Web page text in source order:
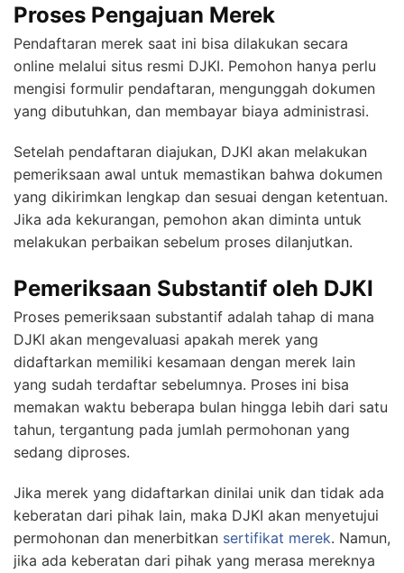
Proses Pengajuan Merek
Pendaftaran merek saat ini bisa dilakukan secara
online melalui situs resmi DJKI. Pemohon hanya perlu
mengisi formulir pendaftaran, mengunggah dokumen
yang dibutuhkan, dan membayar biaya administrasi.
Setelah pendaftaran diajukan, DJKI akan melakukan
pemeriksaan awal untuk memastikan bahwa dokumen
yang dikirimkan lengkap dan sesuai dengan ketentuan.
Jika ada kekurangan, pemohon akan diminta untuk
melakukan perbaikan sebelum proses dilanjutkan.
Pemeriksaan Substantif oleh DJKI
Proses pemeriksaan substantif adalah tahap di mana
DJKI akan mengevaluasi apakah merek yang
didaftarkan memiliki kesamaan dengan merek lain
yang sudah terdaftar sebelumnya. Proses ini bisa
memakan waktu beberapa bulan hingga lebih dari satu
tahun, tergantung pada jumlah permohonan yang
sedang diproses.
Jika merek yang didaftarkan dinilai unik dan tidak ada
keberatan dari pihak lain, maka DJKI akan menyetujui
permohonan dan menerbitkan sertifikat merek. Namun,
jika ada keberatan dari pihak yang merasa mereknya